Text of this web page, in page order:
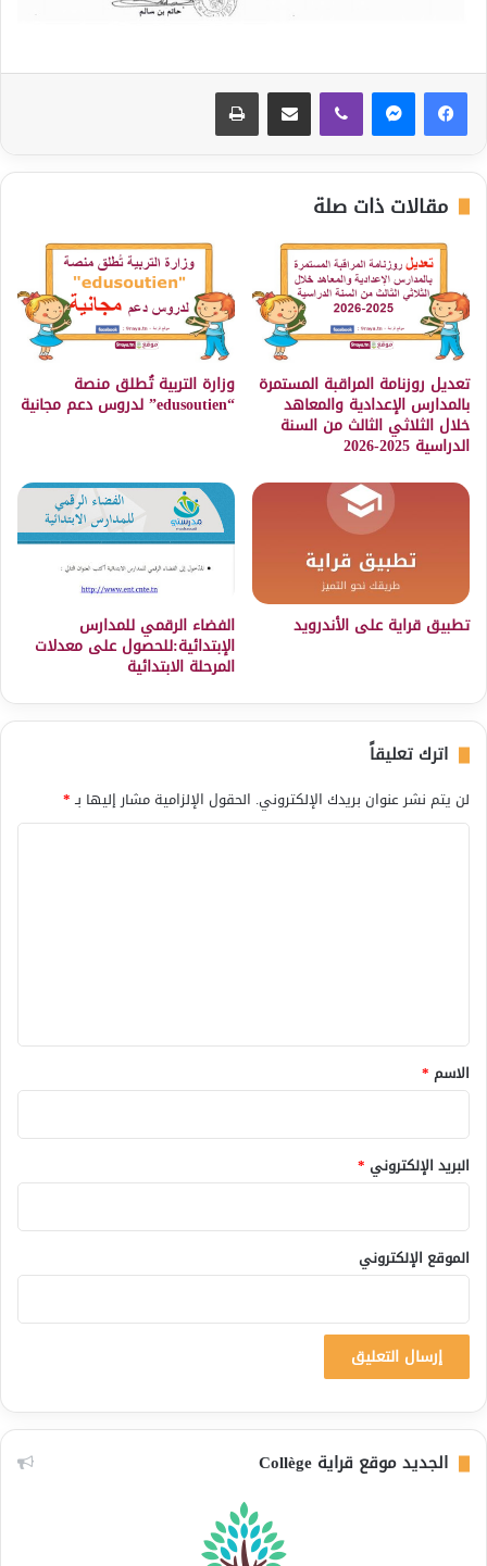
مقالات ذات صلة
تعديل روزنامة المراقبة المستمرة
بالمدارس الإعدادية والمعاهد
خلال الثلاثي الثالث من السنة
الدراسية 2025-2026
وزارة التربية تُطلق منصة
“edusoutien” لدروس دعم مجانية
تطبيق قراية على الأندرويد الفضاء الرقمي للمدارس
الإبتدائية:للحصول على معدلات
المرحلة الابتدائية
اترك تعليقاً
لن يتم نشر عنوان بريدك الإلكتروني. الحقول الإلزامية مشار إليها بـ*
*
الاسم *
البريد الإلكتروني *
الموقع الإلكتروني
الجديد موقع قراية Collège